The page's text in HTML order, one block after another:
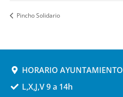
Pincho Solidario
HORARIO AYUNTAMIENTO
L,X,J,V 9 a 14h